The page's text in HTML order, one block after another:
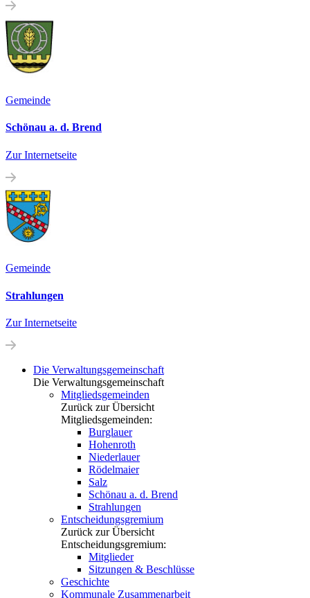
Gemeinde
Schönau a. d. Brend
Zur Internetseite
Gemeinde
Strahlungen
Zur Internetseite
Die Verwaltungs­gemeinschaft
Die Verwaltungsgemeinschaft
Mitgliedsgemeinden
Zurück zur Übersicht
Mitgliedsgemeinden:
Burglauer
Hohenroth
Niederlauer
Rödelmaier
Salz
Schönau a. d. Brend
Strahlungen
Entscheidungsgremium
Zurück zur Übersicht
Entscheidungsgremium:
Mitglieder
Sitzungen & Beschlüsse
Geschichte
Kommunale Zusammenarbeit